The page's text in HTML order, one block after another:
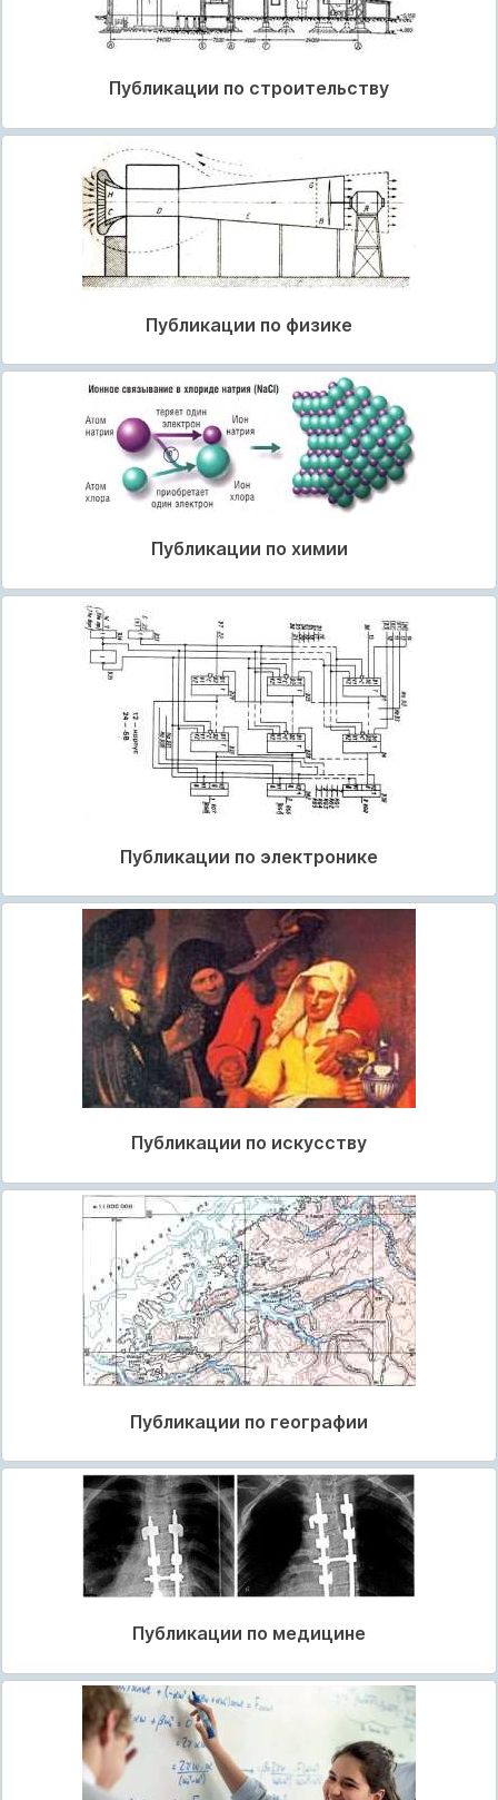
Публикации по строительству
Публикации по физике
Публикации по химии
Публикации по электронике
Публикации по искусству
Публикации по географии
Публикации по медицине